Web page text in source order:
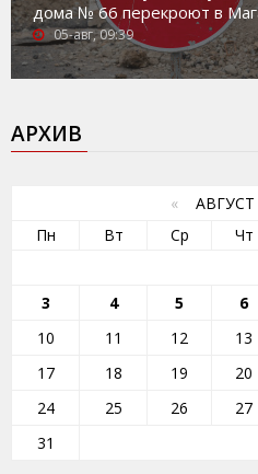
дома № 66 перекроют в
05-авг, 09:39
АРХИВ
«
Пн
Вт Ср Чт
3
4 5 6
10
11 12 13
17
18 19 20
24
25 26 27
31